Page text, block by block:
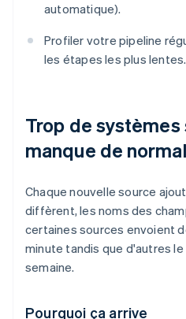
automatique).
Profiler votre pipeline
les étapes les plus lentes.
Trop de
manque de
Chaque nouvelle source
diffèrent, les noms des
certaines sources envoient
minute tandis que d'autres
semaine.
Pourquoi ça arrive